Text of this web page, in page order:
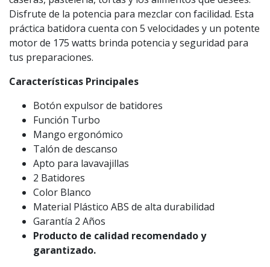
Disfrute de la potencia para mezclar con facilidad. Esta
práctica batidora cuenta con 5 velocidades y un potente
motor de 175 watts brinda potencia y seguridad para
tus preparaciones.
Características Principales
Botón expulsor de batidores
Función Turbo
Mango ergonómico
Talón de descanso
Apto para lavavajillas
2 Batidores
Color Blanco
Material Plástico ABS de alta durabilidad
Garantía 2 Años
Producto de calidad recomendado y
garantizado.